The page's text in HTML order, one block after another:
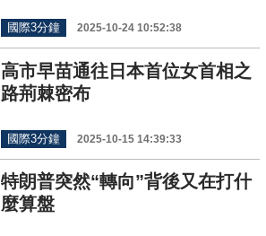
國際3分鐘 2025-10-24 10:52:38
高市早苗通往日本首位女首相之
路荊棘密布
國際3分鐘 2025-10-15 14:39:33
特朗普突然“轉向”背後又在打什
麼算盤